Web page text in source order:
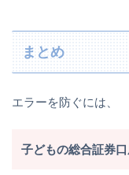
まとめ
エラーを防ぐには、
子どもの総合証券